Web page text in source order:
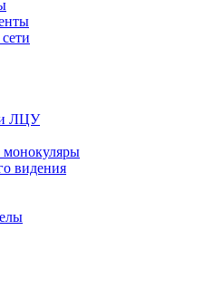
ЛЦУ
видения